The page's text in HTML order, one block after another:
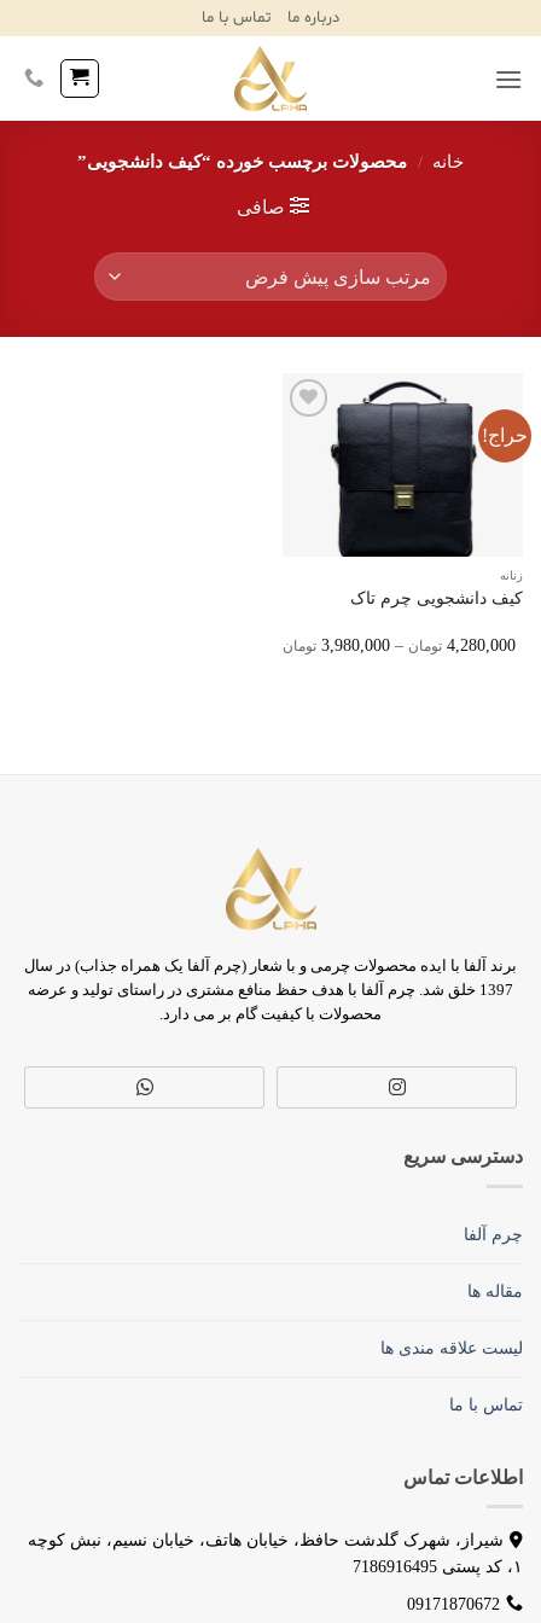
Content
درباره ما تماس با ما
خانه / محصولات برچسب خورده “کیف دانشجویی”
صافی
حراج!
مندی‌ها
زنانه
کیف دانشجویی چرم تاک
4,280,000 تومان –
3,980,000 تومان
برند آلفا با ایده محصولات چرمی و با شعار (چرم آلفا یک همراه جذاب) در سال
1397 خلق شد. چرم آلفا با هدف حفظ منافع مشتری در راستای تولید و عرضه
محصولات با کیفیت گام بر می دارد.
دسترسی سریع
چرم آلفا
مقاله ها
لیست علاقه مندی ها
تماس با ما
اطلاعات تماس
شیراز، شهرک گلدشت حافظ، خیابان هاتف، خیابان نسیم، نبش کوچه
۱، کد پستی 7186916495
09171870672